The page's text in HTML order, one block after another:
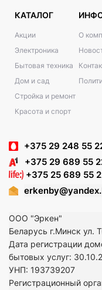
КАТАЛОГ
Акции
Электроника
Бытовая техника
Дом и сад
Стройка и ремонт
Красота и спорт
О
+375 29 248 55
+375 29 689 55
+375 25 689 55
ООО "Эркен"
Беларусь г.Минск ул.
Дата регистрации
бытовых услуг:
УНП: 193739207
Регистрационный